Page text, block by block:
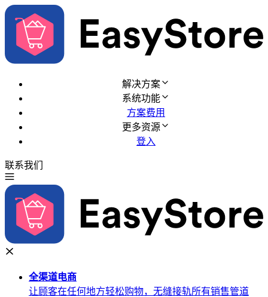
解决方案
系统功能
方案费用
更多资源
登入
联系我们
全渠道电商
让顾客在任何地方轻松购物，无缝接轨所有销售管道